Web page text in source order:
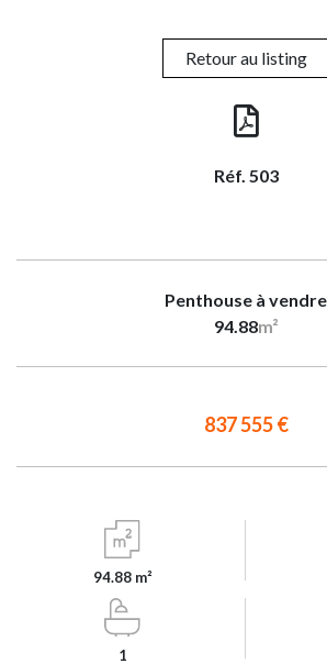
Retour au listing
Réf. 503
Penthouse à vendre
94.88m²
837 555 €
94.88 m²
1